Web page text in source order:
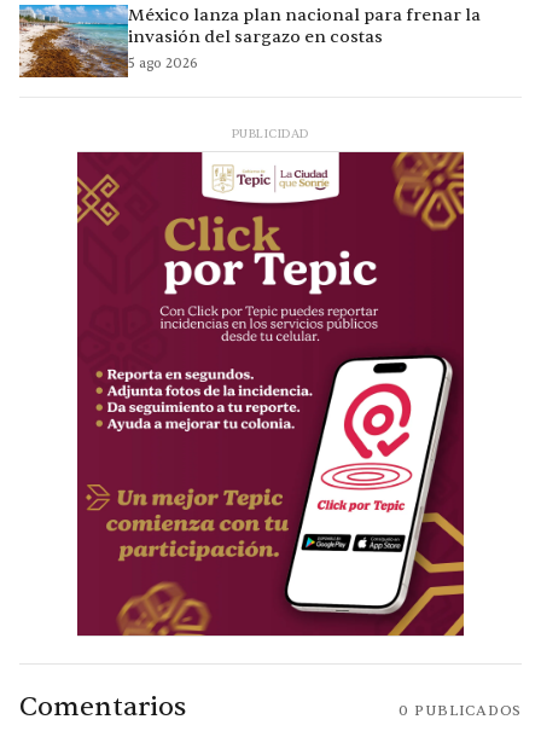
México lanza plan nacional para frenar la
invasión del sargazo en costas
5 ago 2026
PUBLICIDAD
Comentarios 0 PUBLICADOS